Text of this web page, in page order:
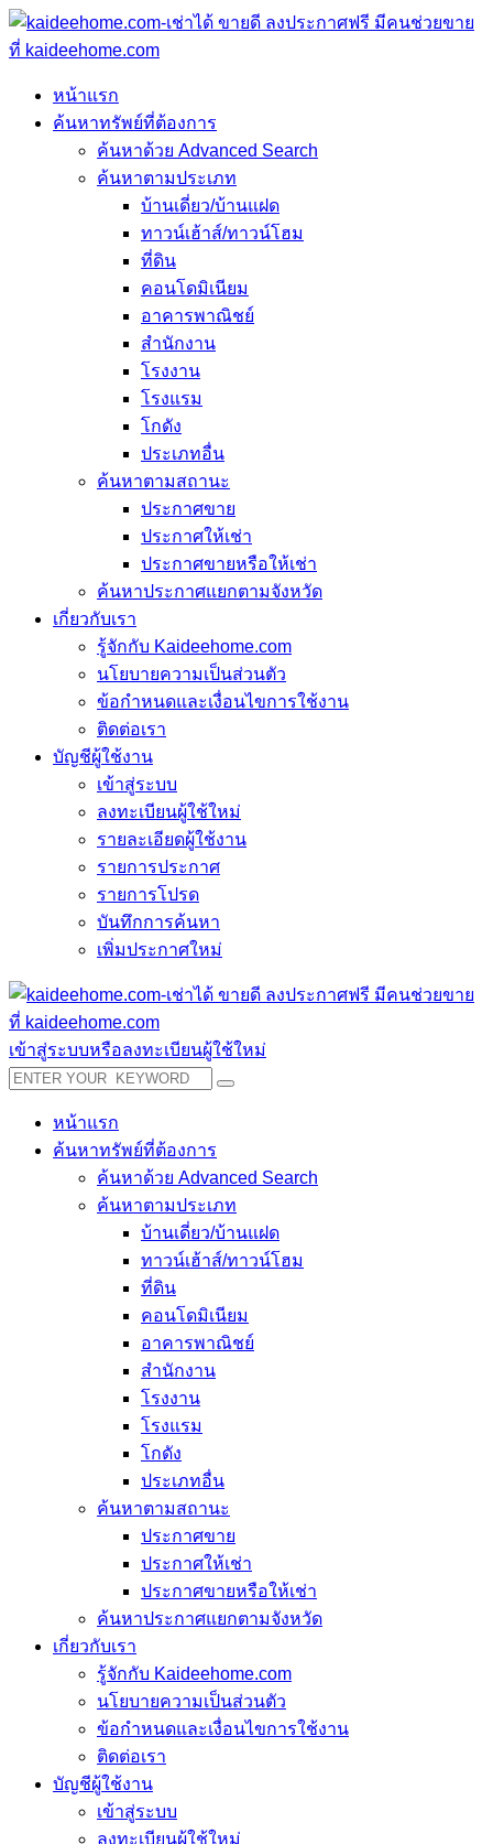
หน้าแรก
ค้นหาทรัพย์ที่ต้องการ
ค้นหาด้วย Advanced Search
ค้นหาตามประเภท
บ้านเดี่ยว/บ้านแฝด
ทาวน์เฮ้าส์/ทาวน์โฮม
ที่ดิน
คอนโดมิเนียม
อาคารพาณิชย์
สำนักงาน
โรงงาน
โรงแรม
โกดัง
ประเภทอื่น
ค้นหาตามสถานะ
ประกาศขาย
ประกาศให้เช่า
ประกาศขายหรือให้เช่า
ค้นหาประกาศแยกตามจังหวัด
เกี่ยวกับเรา
รู้จักกับ Kaideehome.com
นโยบายความเป็นส่วนตัว
ข้อกำหนดและเงื่อนไขการใช้งาน
ติดต่อเรา
บัญชีผู้ใช้งาน
เข้าสู่ระบบ
ลงทะเบียนผู้ใช้ใหม่
รายละเอียดผู้ใช้งาน
รายการประกาศ
รายการโปรด
บันทึกการค้นหา
เพิ่มประกาศใหม่
เข้าสู่ระบบหรือลงทะเบียนผู้ใช้ใหม่
หน้าแรก
ค้นหาทรัพย์ที่ต้องการ
ค้นหาด้วย Advanced Search
ค้นหาตามประเภท
บ้านเดี่ยว/บ้านแฝด
ทาวน์เฮ้าส์/ทาวน์โฮม
ที่ดิน
คอนโดมิเนียม
อาคารพาณิชย์
สำนักงาน
โรงงาน
โรงแรม
โกดัง
ประเภทอื่น
ค้นหาตามสถานะ
ประกาศขาย
ประกาศให้เช่า
ประกาศขายหรือให้เช่า
ค้นหาประกาศแยกตามจังหวัด
เกี่ยวกับเรา
รู้จักกับ Kaideehome.com
นโยบายความเป็นส่วนตัว
ข้อกำหนดและเงื่อนไขการใช้งาน
ติดต่อเรา
บัญชีผู้ใช้งาน
เข้าสู่ระบบ
ลงทะเบียนผู้ใช้ใหม่